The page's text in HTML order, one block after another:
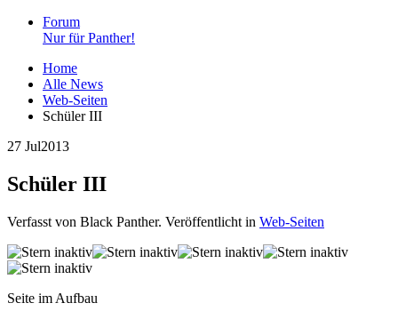
Forum
Nur für Panther!
Home
Alle News
Web-Seiten
Schüler III
27 Jul2013
Schüler III
Verfasst von Black Panther. Veröffentlicht in Web-Seiten
Seite im Aufbau